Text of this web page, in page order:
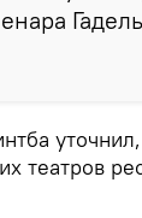
уточнил,
театров